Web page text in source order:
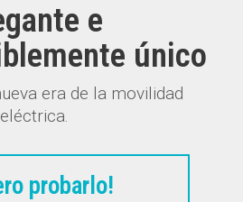
e
único
era de la movilidad
eléctrica.
probarlo!